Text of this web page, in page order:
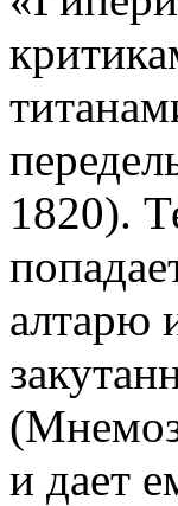
1820).
алтарю
и дает